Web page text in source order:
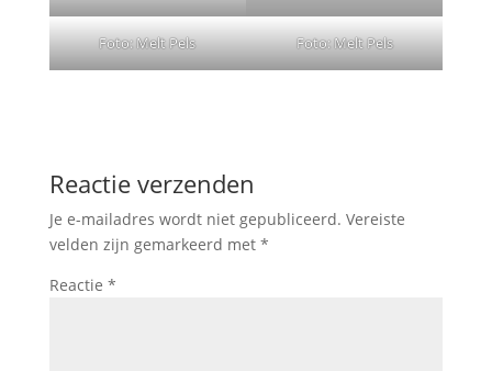
Foto: Melt Pels Foto: Melt Pels
Reactie verzenden
Je e-mailadres wordt niet gepubliceerd. Vereiste
velden zijn gemarkeerd met *
Reactie *